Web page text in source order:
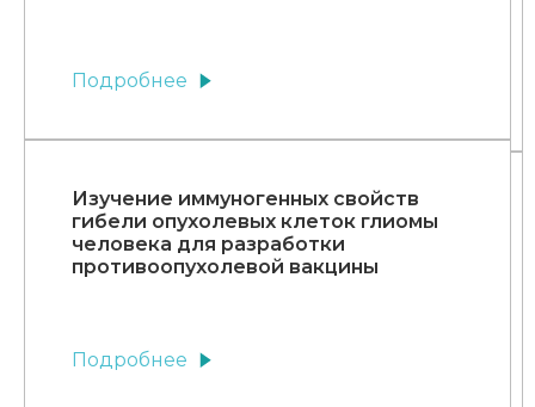
Подробнее
Изучение иммуногенных свойств
гибели опухолевых клеток глиомы
человека для разработки
противоопухолевой вакцины
Подробнее